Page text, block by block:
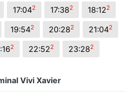
17:042 17:382 18:122
19:542 20:282 21:042
2 22:522 23:282
Vivi Xavier